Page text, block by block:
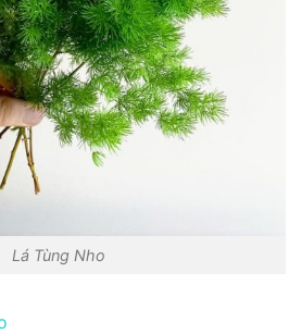
Lá Tùng Nho